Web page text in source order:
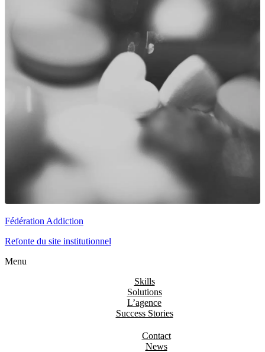
Fédération Addiction
Refonte du site institutionnel
Menu
Skills
Solutions
L’agence
Success Stories
Contact
News